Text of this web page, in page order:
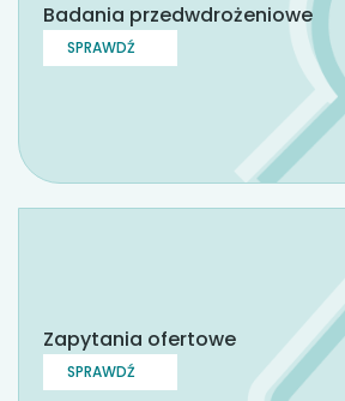
Badania przedwdrożeniowe
SPRAWDŹ
Zapytania ofertowe
SPRAWDŹ